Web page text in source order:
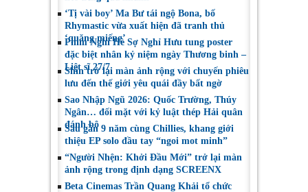
‘Tị vài boy’ Ma Bư tái ngộ Bona, bố
Rhymastic vừa xuất hiện đã tranh thủ
‘quăng miếng’
Phim Nghỉ Hè Sợ Nghỉ Hưu tung poster
đặc biệt nhân kỷ niệm ngày Thương binh –
Liệt sĩ 27/7
Shin trở lại màn ảnh rộng với chuyến phiêu
lưu đến thế giới yêu quái đầy bất ngờ
Sao Nhập Ngũ 2026: Quốc Trường, Thúy
Ngân… đối mặt với kỷ luật thép Hải quân
đánh bộ
Sau gần 9 năm cùng Chillies, khang giới
thiệu EP solo đầu tay “ngoi mot minh”
“Người Nhện: Khởi Đầu Mới” trở lại màn
ảnh rộng trong định dạng SCREENX
Beta Cinemas Trần Quang Khải tổ chức